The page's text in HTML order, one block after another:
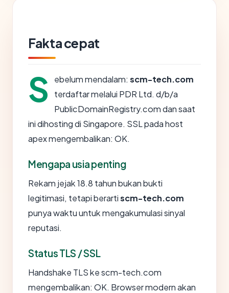
Fakta cepat
S ebelum mendalam: scm-tech.com
terdaftar melalui PDR Ltd. d/b/a
PublicDomainRegistry.com dan saat
ini dihosting di Singapore. SSL pada host
apex mengembalikan: OK.
Mengapa usia penting
Rekam jejak 18.8 tahun bukan bukti
legitimasi, tetapi berartiscm-tech.com
punya waktu untuk mengakumulasi sinyal
reputasi.
Status TLS / SSL
Handshake TLS ke scm-tech.com
mengembalikan: OK. Browser modern akan